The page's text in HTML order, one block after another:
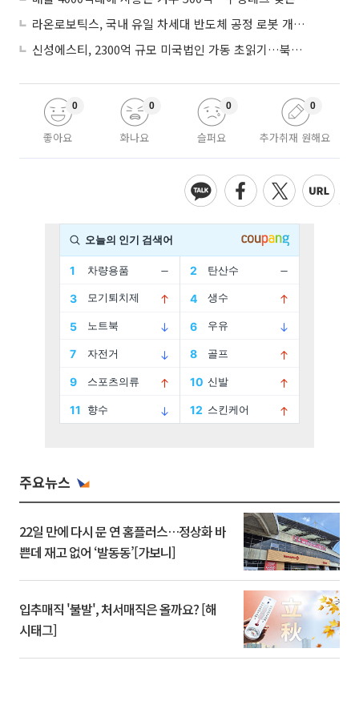
라온로보틱스, 국내 유일 차세대 반도체 공정 로봇 개발 ‘고객사 테스트 진행’
신성에스티, 2300억 규모 미국법인 가동 초읽기…북미 ESS 공략 본격화
좋아요
0
화나요
0
슬퍼요
0
추가취재 원해요
0
주요뉴스
22일 만에 다시 문 연 홈플러스…정상화 바
쁜데 재고 없어 ‘발동동’[가보니]
입추매직 '불발', 처서매직은 올까요? [해
시태그]